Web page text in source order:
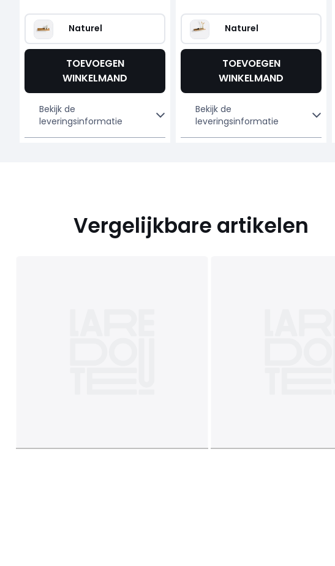
Naturel
TOEVOEGEN
WINKELMAND
Bekijk de
leveringsinformatie
Naturel
TOEVOEGEN
WINKELMAND
Bekijk de
leveringsinformatie
Vergelijkbare artikelen